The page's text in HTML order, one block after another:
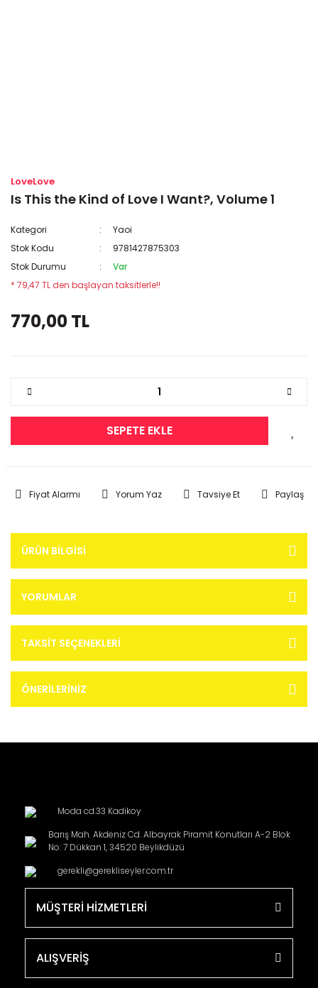
LoveLove
Is This the Kind of Love I Want?, Volume 1
Kategori
Yaoi
Stok Kodu
9781427875303
Stok Durumu
Var
* 79,47 TL den başlayan taksitlerle!!
770,00 TL
SEPETE EKLE
Fiyat Alarmı Yorum Yaz Tavsiye Et Paylaş
ÜRÜN BILGISI
YORUMLAR
TAKSIT SEÇENEKLERI
ÖNERILERINIZ
Moda cd.33 Kadikoy
Barış Mah. Akdeniz Cd. Albayrak Piramit Konutları A-2 Blok
No: 7 Dükkan 1, 34520 Beylikdüzü
gerekli@gerekliseyler.com.tr
MÜŞTERİ HİZMETLERİ
ALIŞVERİŞ